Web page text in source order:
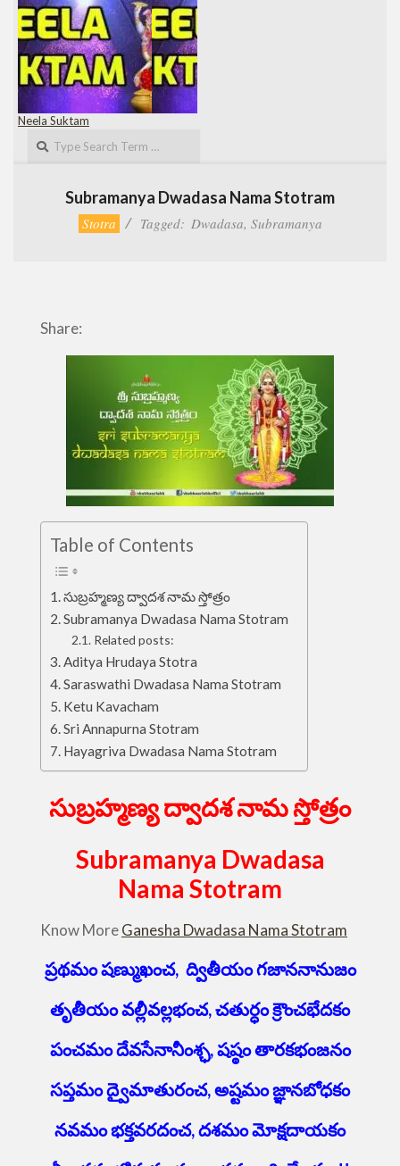
Neela Suktam
Subramanya Dwadasa Nama Stotram
Stotra Tagged: Dwadasa, Subramanya
Share:
Table of Contents
సుబ్రహ్మణ్య ద్వాదశ నామ స్తోత్రం
Subramanya Dwadasa Nama Stotram
Related posts:
Aditya Hrudaya Stotra
Saraswathi Dwadasa Nama Stotram
Ketu Kavacham
Sri Annapurna Stotram
Hayagriva Dwadasa Nama Stotram
సుబ్రహ్మణ్య ద్వాదశ నామ స్తోత్రం
Subramanya Dwadasa
Nama Stotram
Know MoreGanesha Dwadasa Nama Stotram
ప్రథమం షణ్ముఖంచ, ద్వితీయం గజాననానుజం
తృతీయం వల్లీవల్లభంచ, చతుర్ధం క్రౌంచభేదకం
పంచమం దేవసేనానీంశ్ఛ, షష్ఠం తారకభంజనం
సప్తమం ద్వైమాతురంచ, అష్టమం జ్ఞానబోధకం
నవమం భక్తవరదంచ, దశమం మోక్షదాయకం